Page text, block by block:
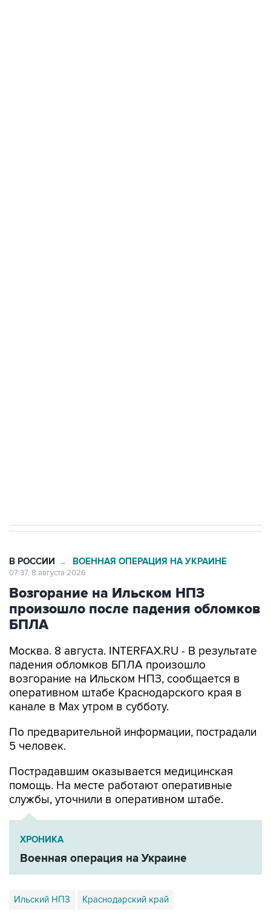
В РОССИИ → ВОЕННАЯ ОПЕРАЦИЯ НА УКРАИНЕ
07:37, 8 августа 2026
Возгорание на Ильском НПЗ
произошло после падения обломков
БПЛА
Москва. 8 августа. INTERFAX.RU - В результате
падения обломков БПЛА произошло
возгорание на Ильском НПЗ, сообщается в
оперативном штабе Краснодарского края в
канале в Max утром в субботу.
По предварительной информации, пострадали
5 человек.
Пострадавшим оказывается медицинская
помощь. На месте работают оперативные
службы, уточнили в оперативном штабе.
ХРОНИКА
Военная операция на Украине
Ильский НПЗ Краснодарский край